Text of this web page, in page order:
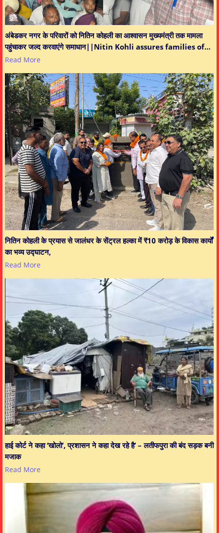
अंबेडकर नगर के परिवारों को नितिन कोहली का आश्वासन मुख्यमंत्री तक मामला
पहुंचाकर जल्द करवाएंगे समाधान||Nitin Kohli assures families of…
Read More
नितिन कोहली के प्रयास से जालंधर के सेंट्रल हल्का में ₹10 करोड़ के विकास कार्यों
का भव्य उद्घाटन,
Read More
हाई कोर्ट ने कहा ‘खोलो’, प्रशासन ने कहा देख रहे है’ – लतीफपुरा की बंद सड़क बनी
मजाक
Read More